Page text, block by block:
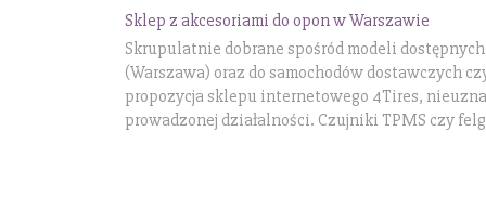
Sklep z akcesoriami do opon w Warszawie
Skrupulatnie dobrane spośród modeli
(Warszawa) oraz do samochodów dostawczych
propozycja sklepu internetowego 4Tires,
prowadzonej działalności. Czujniki TPMS czy